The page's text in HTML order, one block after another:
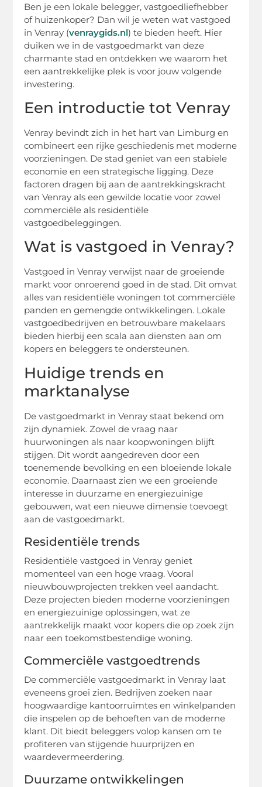
Ben je een lokale belegger, vastgoedliefhebber
of huizenkoper? Dan wil je weten wat vastgoed
in Venray (venraygids.nl) te bieden heeft. Hier
duiken we in de vastgoedmarkt van deze
charmante stad en ontdekken we waarom het
een aantrekkelijke plek is voor jouw volgende
investering.
Een introductie tot Venray
Venray bevindt zich in het hart van Limburg en
combineert een rijke geschiedenis met moderne
voorzieningen. De stad geniet van een stabiele
economie en een strategische ligging. Deze
factoren dragen bij aan de aantrekkingskracht
van Venray als een gewilde locatie voor zowel
commerciële als residentiële
vastgoedbeleggingen.
Wat is vastgoed in Venray?
Vastgoed in Venray verwijst naar de groeiende
markt voor onroerend goed in de stad. Dit omvat
alles van residentiële woningen tot commerciële
panden en gemengde ontwikkelingen. Lokale
vastgoedbedrijven en betrouwbare makelaars
bieden hierbij een scala aan diensten aan om
kopers en beleggers te ondersteunen.
Huidige trends en
marktanalyse
De vastgoedmarkt in Venray staat bekend om
zijn dynamiek. Zowel de vraag naar
huurwoningen als naar koopwoningen blijft
stijgen. Dit wordt aangedreven door een
toenemende bevolking en een bloeiende lokale
economie. Daarnaast zien we een groeiende
interesse in duurzame en energiezuinige
gebouwen, wat een nieuwe dimensie toevoegt
aan de vastgoedmarkt.
Residentiële trends
Residentiële vastgoed in Venray geniet
momenteel van een hoge vraag. Vooral
nieuwbouwprojecten trekken veel aandacht.
Deze projecten bieden moderne voorzieningen
en energiezuinige oplossingen, wat ze
aantrekkelijk maakt voor kopers die op zoek zijn
naar een toekomstbestendige woning.
Commerciële vastgoedtrends
De commerciële vastgoedmarkt in Venray laat
eveneens groei zien. Bedrijven zoeken naar
hoogwaardige kantoorruimtes en winkelpanden
die inspelen op de behoeften van de moderne
klant. Dit biedt beleggers volop kansen om te
profiteren van stijgende huurprijzen en
waardevermeerdering.
Duurzame ontwikkelingen